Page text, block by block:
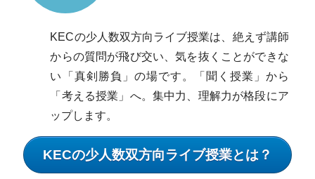
KECの少人数双方向ライブ授業は、絶えず講師
からの質問が飛び交い、気を抜くことができな
い「真剣勝負」の場です。「聞く授業」から
「考える授業」へ。集中力、理解力が格段にア
ップします。
KECの少人数双方向ライブ授業とは？